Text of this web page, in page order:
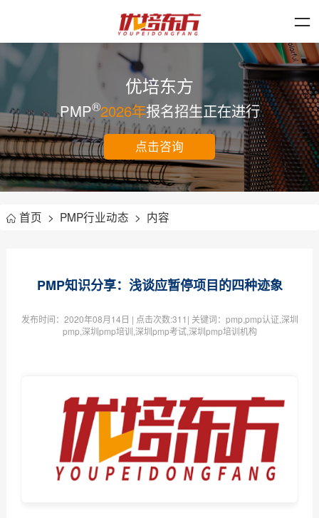
优培东方
PMP®2026年报名招生正在进行
点击咨询
首页 > PMP行业动态 > 内容
PMP知识分享：浅谈应暂停项目的四种迹象
发布时间： 2020年08月14日 | 点击次数:311| 关键词：pmp,pmp认证,深圳
pmp,深圳pmp培训,深圳pmp考试,深圳pmp培训机构